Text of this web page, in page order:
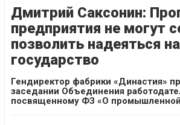
Дмитрий Саксонин:
предприятия не могут
позволить надеяться на
государство
Гендиректор фабрики «Династия»
заседании Объединения
посвященному ФЗ «О промышленной